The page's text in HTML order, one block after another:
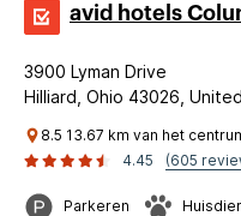
avid hotels
3900 Lyman Drive
Hilliard, Ohio 43026,
8.5 13.67 km van het
4.45
(605
Parkeren